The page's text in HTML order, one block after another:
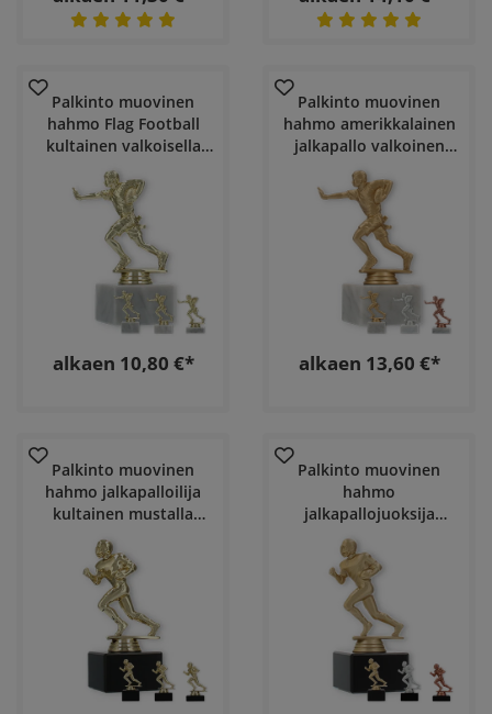
Palkinto muovinen
hahmo Flag Football
kultainen valkoisella
marmoripohjalla
alkaen 10,80 €*
Palkinto muovinen
hahmo amerikkalainen
jalkapallo valkoinen
marmoripohja
alkaen 13,60 €*
Palkinto muovinen
hahmo jalkapalloilija
kultainen mustalla
marmoripohjalla
Palkinto muovinen
hahmo
jalkapallojuoksija
mustalla
marmoripohjalla